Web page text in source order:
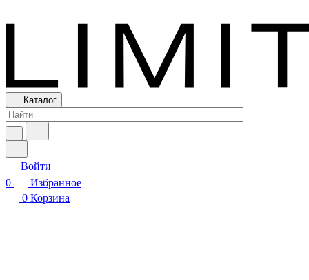
Каталог
Войти
0
Избранное
0 Корзина